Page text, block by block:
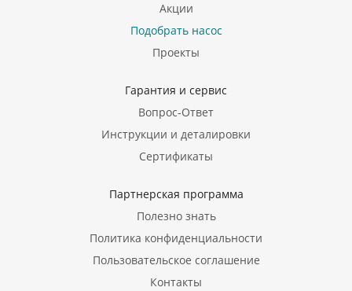
Акции
Подобрать насос
Проекты
Гарантия и сервис
Вопрос-Ответ
Инструкции и деталировки
Сертификаты
Партнерская программа
Полезно знать
Политика конфиденциальности
Пользовательское соглашение
Контакты